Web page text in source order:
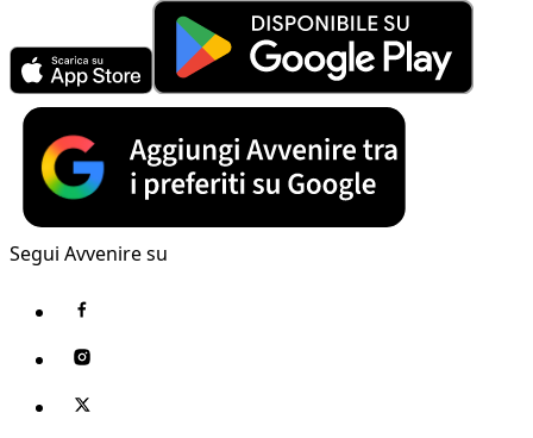
Segui Avvenire su